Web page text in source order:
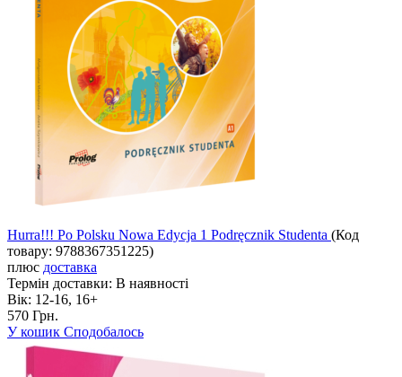
Hurra!!! Po Polsku Nowa Edycja 1 Podręcznik Studenta (Код
товару: 9788367351225)
плюс доставка
Термін доставки: В наявності
Вік: 12-16, 16+
570 Грн.
У кошик Сподобалось